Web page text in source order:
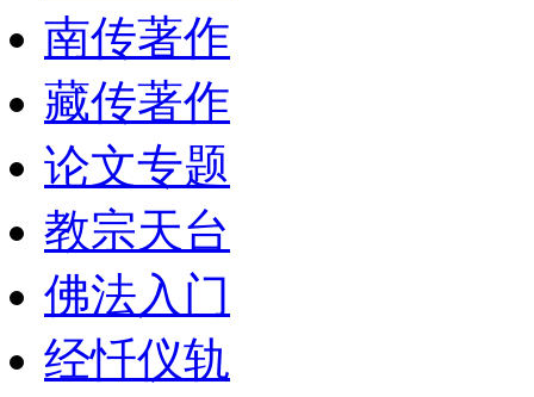
南传著作
藏传著作
论文专题
教宗天台
佛法入门
经忏仪轨